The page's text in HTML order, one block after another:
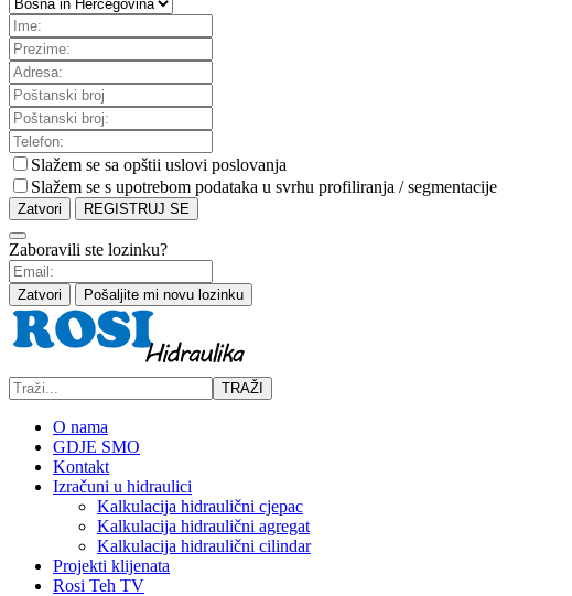
Slažem se sa opštii uslovi poslovanja
Slažem se s upotrebom podataka u svrhu profiliranja / segmentacije
Zatvori REGISTRUJ SE
Zaboravili ste lozinku?
Zatvori Pošaljite mi novu lozinku
TRAŽI
O nama
GDJE SMO
Kontakt
Izračuni u hidraulici
Kalkulacija hidraulični cjepac
Kalkulacija hidraulični agregat
Kalkulacija hidraulični cilindar
Projekti klijenata
Rosi Teh TV